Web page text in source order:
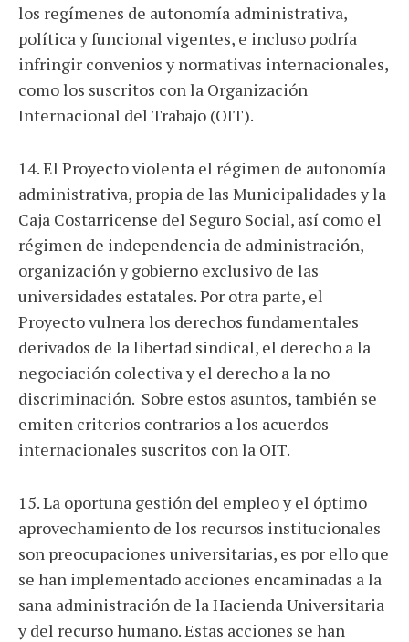
los regímenes de autonomía administrativa,
política y funcional vigentes, e incluso podría
infringir convenios y normativas internacionales,
como los suscritos con la Organización
Internacional del Trabajo (OIT).
14. El Proyecto violenta el régimen de autonomía
administrativa, propia de las Municipalidades y la
Caja Costarricense del Seguro Social, así como el
régimen de independencia de administración,
organización y gobierno exclusivo de las
universidades estatales. Por otra parte, el
Proyecto vulnera los derechos fundamentales
derivados de la libertad sindical, el derecho a la
negociación colectiva y el derecho a la no
discriminación. Sobre estos asuntos, también se
emiten criterios contrarios a los acuerdos
internacionales suscritos con la OIT.
15. La oportuna gestión del empleo y el óptimo
aprovechamiento de los recursos institucionales
son preocupaciones universitarias, es por ello que
se han implementado acciones encaminadas a la
sana administración de la Hacienda Universitaria
y del recurso humano. Estas acciones se han